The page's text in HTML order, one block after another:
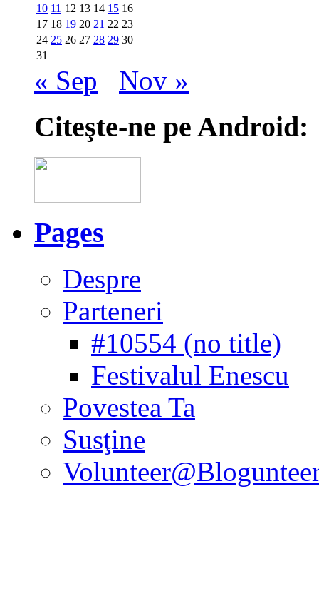
10 11 12 13 14 15 16
17 18 19 20 21 22 23
24 25 26 27 28 29 30
31
« Sep Nov »
Citeşte-ne pe Android:
Pages
Despre
Parteneri
#10554 (no title)
Festivalul Enescu
Povestea Ta
Susţine